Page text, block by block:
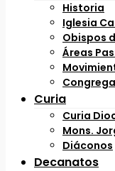
Historia
Iglesia
Obispos
Áreas
Curia
Curia
Mons.
Diáconos
Decanatos